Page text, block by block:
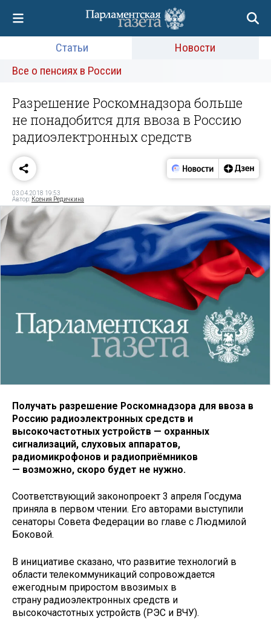
Статьи
Новости
Все о пенсиях в России
Разрешение Роскомнадзора больше
не понадобится для ввоза в Россию
радиоэлектронных средств
03.04.2018 19:53
Автор: Ксения Редичкина
Получать разрешение Роскомнадзора для ввоза в
Россию радиоэлектронных средств и
высокочастотных устройств — охранных
сигнализаций, слуховых аппаратов,
радиомикрофонов и радиоприёмников
— возможно, скоро будет не нужно.
Соответствующий законопроект 3 апреля Госдума
приняла в первом чтении. Его авторами выступили
сенаторы Совета Федерации во главе с Людмилой
Боковой.
В инициативе сказано, что развитие технологий в
области телекоммуникаций сопровождается
ежегодным приростом ввозимых в
страну радиоэлектронных средств и
высокочастотных устройств (РЭС и ВЧУ).